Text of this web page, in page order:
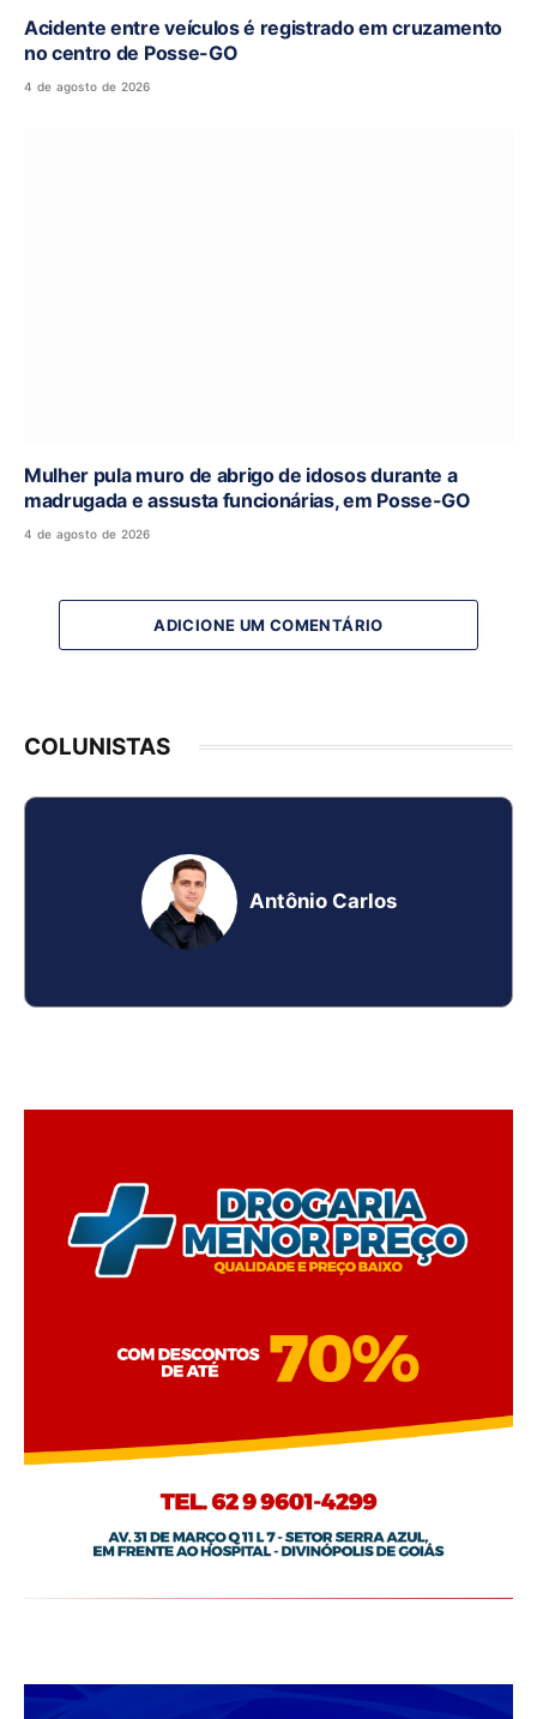
Acidente entre veículos é registrado em cruzamento
no centro de Posse-GO
4 de agosto de 2026
Mulher pula muro de abrigo de idosos durante a
madrugada e assusta funcionárias, em Posse-GO
4 de agosto de 2026
ADICIONE UM COMENTÁRIO
COLUNISTAS
Antônio Carlos